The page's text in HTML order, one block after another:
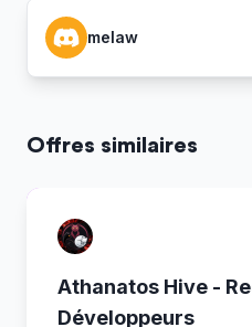
melaw
Offres similaires
Athanatos Hive -
Développeurs